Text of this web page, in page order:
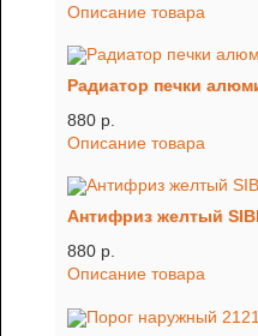
Описание товара
Радиатор печки
880 p.
Описание товара
Антифриз желтый
880 p.
Описание товара